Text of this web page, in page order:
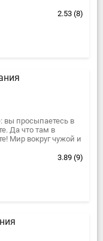
2.53 (8)
вы просыпаетесь в
Да что там в
Мир вокруг чужой и
что вы...
3.89 (9)